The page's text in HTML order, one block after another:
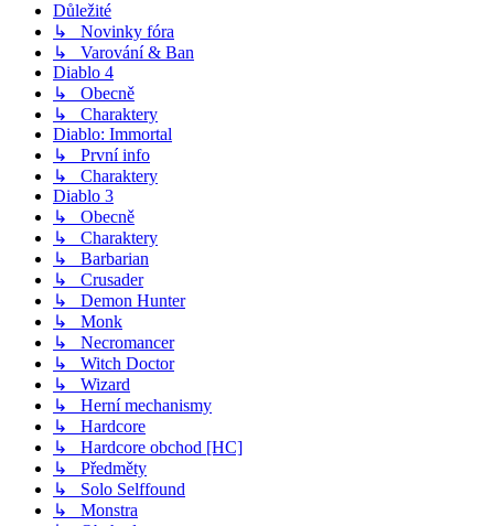
Důležité
↳ Novinky fóra
↳ Varování & Ban
Diablo 4
↳ Obecně
↳ Charaktery
Diablo: Immortal
↳ První info
↳ Charaktery
Diablo 3
↳ Obecně
↳ Charaktery
↳ Barbarian
↳ Crusader
↳ Demon Hunter
↳ Monk
↳ Necromancer
↳ Witch Doctor
↳ Wizard
↳ Herní mechanismy
↳ Hardcore
↳ Hardcore obchod [HC]
↳ Předměty
↳ Solo Selffound
↳ Monstra